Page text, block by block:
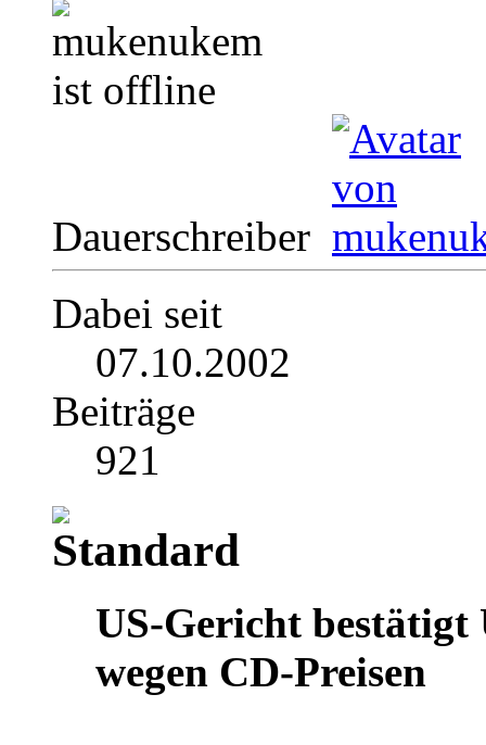
Dauerschreiber
Dabei seit
07.10.2002
Beiträge
921
US-Gericht
wegen CD-Preisen